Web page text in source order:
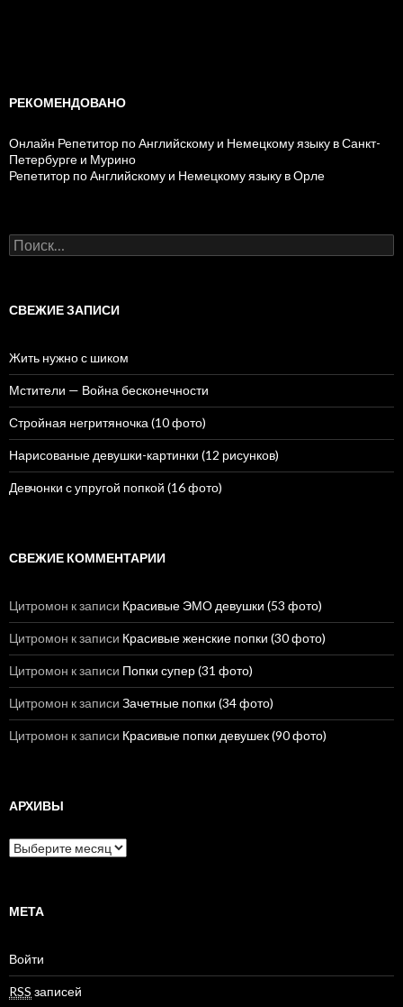
РЕКОМЕНДОВАНО
Онлайн Репетитор по Английскому и Немецкому языку в Санкт-
Петербурге и Мурино
Репетитор по Английскому и Немецкому языку в Орле
Н
а
и
СВЕЖИЕ ЗАПИСИ
Жить нужно с шиком
Мстители — Война бесконечности
Стройная негритяночка (10 фото)
Нарисованые девушки-картинки (12 рисунков)
Девчонки с упругой попкой (16 фото)
СВЕЖИЕ КОММЕНТАРИИ
Цитромон к записи Красивые ЭМО девушки (53 фото)
Цитромон к записи Красивые женские попки (30 фото)
Цитромон к записи Попки супер (31 фото)
Цитромон к записи Зачетные попки (34 фото)
Цитромон к записи Красивые попки девушек (90 фото)
АРХИВЫ
А
р
в
МЕТА
Войти
RSS записей